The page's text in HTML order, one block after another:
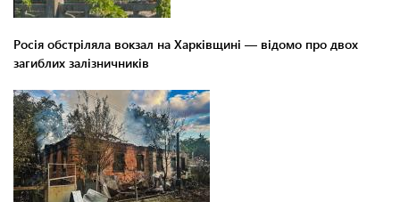
Росія обстріляла вокзал на Харківщині — відомо про двох
загиблих залізничників